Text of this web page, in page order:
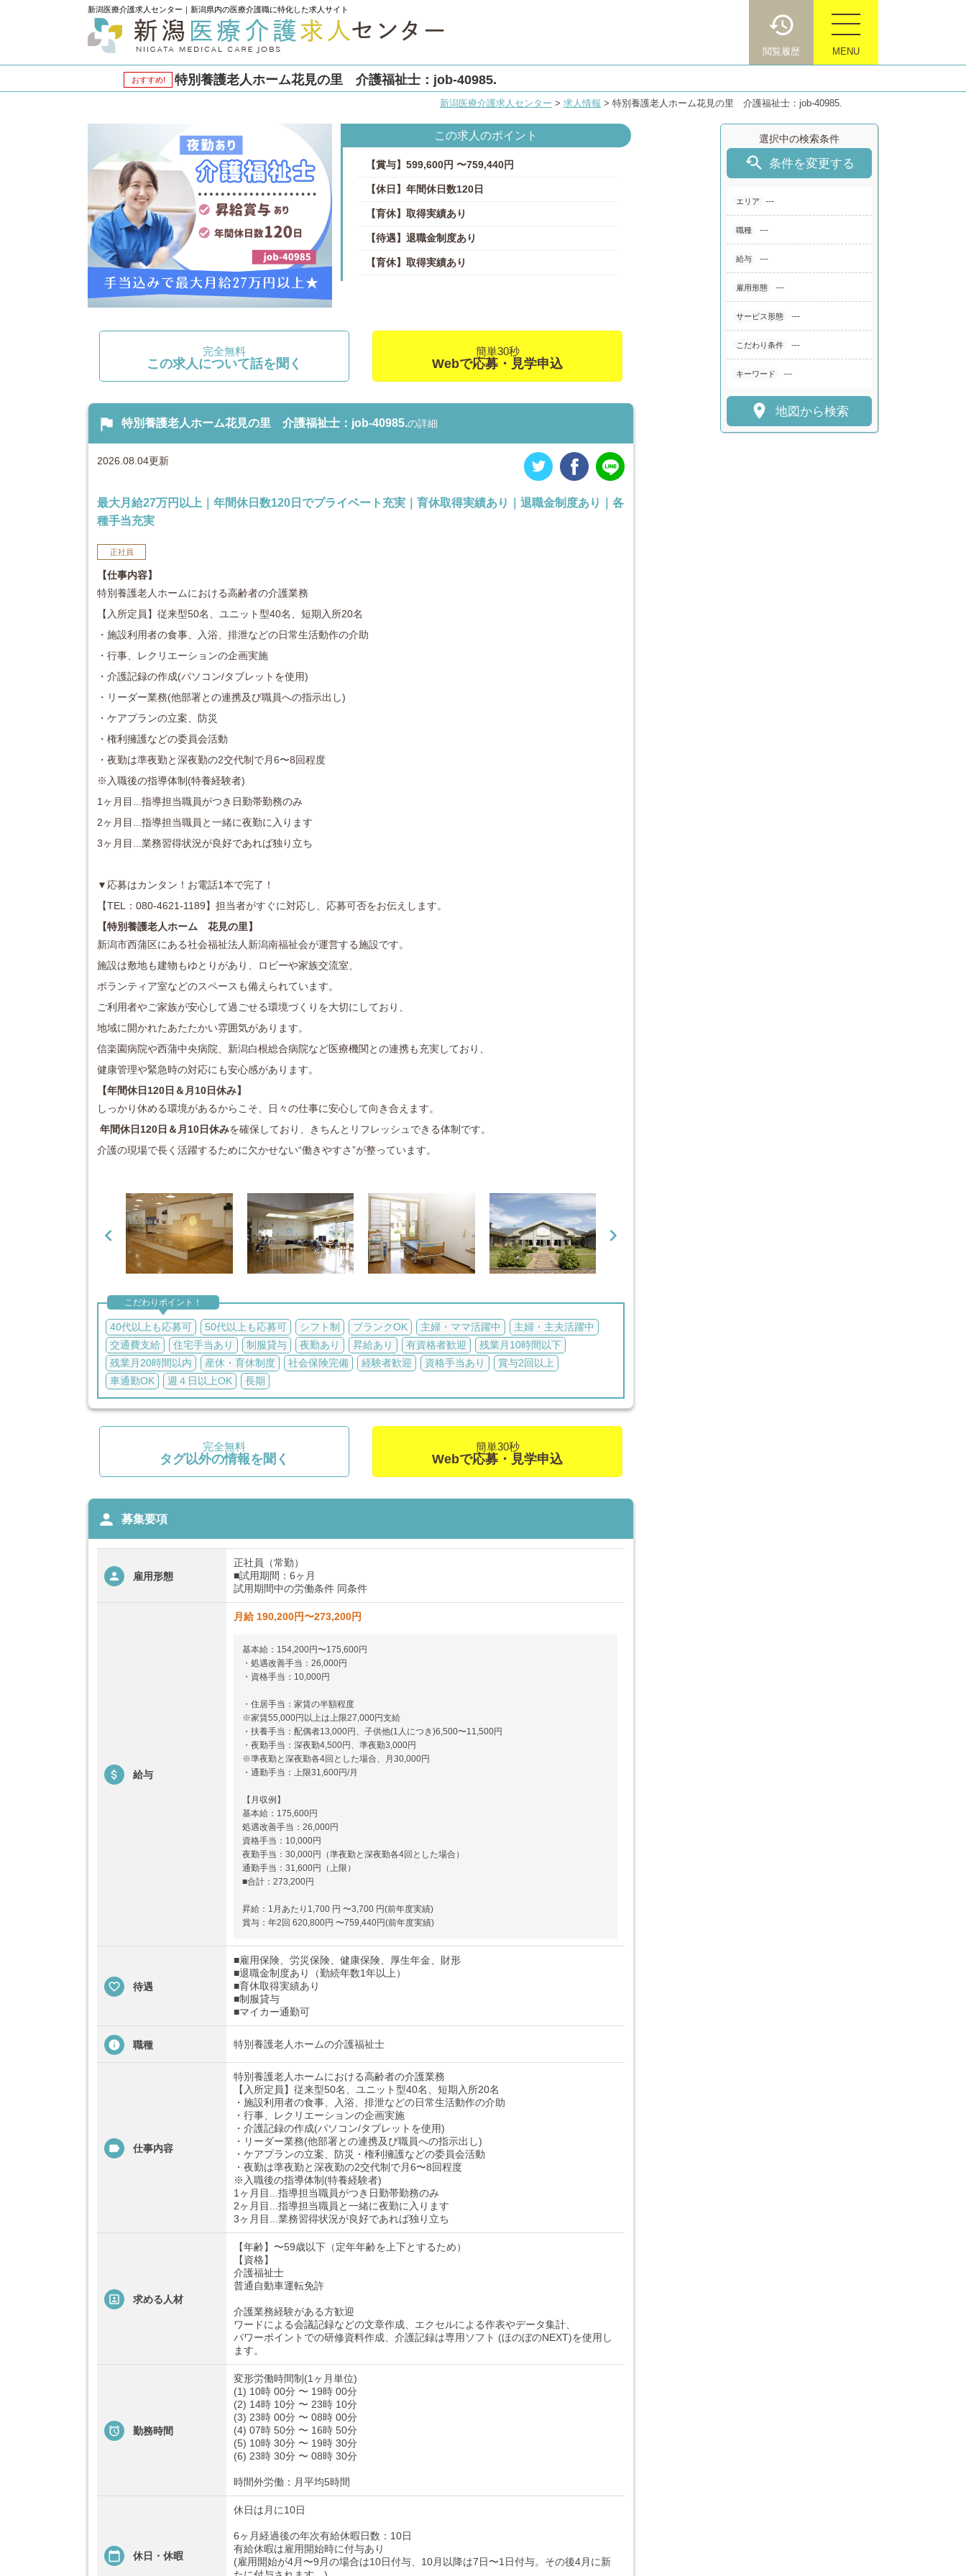
新潟医療介護求人センター｜新潟県内の医療介護職に特化した求人サイト
MENU
閲覧履歴
おすすめ! 特別養護老人ホーム花見の里 介護福祉士：job-40985.
新潟医療介護求人センター > 求人情報 > 特別養護老人ホーム花見の里 介護福祉士：job-40985.
選択中の検索条件
 条件を変更する
エリア ---
職種 ---
給与 ---
雇用形態 ---
サービス形態 ---
こだわり条件 ---
キーワード ---
 地図から検索
この求人のポイント
【賞与】599,600円 〜759,440円
【休日】年間休日数120日
【育休】取得実績あり
【待遇】退職金制度あり
【育休】取得実績あり
完全無料
この求人について話を聞く
簡単30秒
Webで応募・見学申込
flag 特別養護老人ホーム花見の里 介護福祉士：job-40985.の詳細
2026.08.04更新
最大月給27万円以上｜年間休日数120日でプライベート充実｜育休取得実績あり｜退職金制度あり｜各
種手当充実
正社員
【仕事内容】
特別養護老人ホームにおける高齢者の介護業務
【入所定員】従来型50名、ユニット型40名、短期入所20名
・施設利用者の食事、入浴、排泄などの日常生活動作の介助
・行事、レクリエーションの企画実施
・介護記録の作成(パソコン/タブレットを使用)
・リーダー業務(他部署との連携及び職員への指示出し)
・ケアプランの立案、防災
・権利擁護などの委員会活動
・夜勤は準夜勤と深夜勤の2交代制で月6〜8回程度
※入職後の指導体制(特養経験者)
1ヶ月目...指導担当職員がつき日勤帯勤務のみ
2ヶ月目...指導担当職員と一緒に夜勤に入ります
3ヶ月目...業務習得状況が良好であれば独り立ち
▼応募はカンタン！お電話1本で完了！
【TEL：080-4621-1189】担当者がすぐに対応し、応募可否をお伝えします。
【特別養護老人ホーム 花見の里】
新潟市西蒲区にある社会福祉法人新潟南福祉会が運営する施設です。
施設は敷地も建物もゆとりがあり、ロビーや家族交流室、
ボランティア室などのスペースも備えられています。
ご利用者やご家族が安心して過ごせる環境づくりを大切にしており、
地域に開かれたあたたかい雰囲気があります。
信楽園病院や西蒲中央病院、新潟白根総合病院など医療機関との連携も充実しており、
健康管理や緊急時の対応にも安心感があります。
【年間休日120日＆月10日休み】
しっかり休める環境があるからこそ、日々の仕事に安心して向き合えます。
年間休日120日＆月10日休みを確保しており、きちんとリフレッシュできる体制です。
介護の現場で長く活躍するために欠かせない“働きやすさ”が整っています。
 
こだわりポイント！
40代以上も応募可 50代以上も応募可 シフト制 ブランクOK 主婦・ママ活躍中
主婦・主夫活躍中
交通費支給
住宅手当あり 制服貸与 夜勤あり 昇給あり 有資格者歓迎
残業月10時間以下
残業月20時間以内
産休・育休制度 社会保険完備 経験者歓迎 資格手当あり
賞与2回以上
車通勤OK
週４日以上OK 長期
完全無料
タグ以外の情報を聞く
簡単30秒
Webで応募・見学申込
person 募集要項
雇用形態
正社員（常勤）
■試用期間：6ヶ月
試用期間中の労働条件 同条件
給与
月給 190,200円〜273,200円
基本給：154,200円〜175,600円
・処遇改善手当：26,000円
・資格手当：10,000円
・住居手当：家賃の半額程度
※家賃55,000円以上は上限27,000円支給
・扶養手当：配偶者13,000円、子供他(1人につき)6,500〜11,500円
・夜勤手当：深夜勤4,500円、準夜勤3,000円
※準夜勤と深夜勤各4回とした場合、月30,000円
・通勤手当：上限31,600円/月
【月収例】
基本給：175,600円
処遇改善手当：26,000円
資格手当：10,000円
夜勤手当：30,000円（準夜勤と深夜勤各4回とした場合）
通勤手当：31,600円（上限）
■合計：273,200円
昇給：1月あたり1,700 円 〜3,700 円(前年度実績)
賞与：年2回 620,800円 〜759,440円(前年度実績)
待遇
■雇用保険、労災保険、健康保険、厚生年金、財形
■退職金制度あり（勤続年数1年以上）
■育休取得実績あり
■制服貸与
■マイカー通勤可
職種 特別養護老人ホームの介護福祉士
仕事内容
特別養護老人ホームにおける高齢者の介護業務
【入所定員】従来型50名、ユニット型40名、短期入所20名
・施設利用者の食事、入浴、排泄などの日常生活動作の介助
・行事、レクリエーションの企画実施
・介護記録の作成(パソコン/タブレットを使用)
・リーダー業務(他部署との連携及び職員への指示出し)
・ケアプランの立案、防災・権利擁護などの委員会活動
・夜勤は準夜勤と深夜勤の2交代制で月6〜8回程度
※入職後の指導体制(特養経験者)
1ヶ月目...指導担当職員がつき日勤帯勤務のみ
2ヶ月目...指導担当職員と一緒に夜勤に入ります
3ヶ月目...業務習得状況が良好であれば独り立ち
求める人材
【年齢】〜59歳以下（定年年齢を上下とするため）
【資格】
介護福祉士
普通自動車運転免許
介護業務経験がある方歓迎
ワードによる会議記録などの文章作成、エクセルによる作表やデータ集計、
パワーポイントでの研修資料作成、介護記録は専用ソフト (ほのぼのNEXT)を使用し
ます。
勤務時間
変形労働時間制(1ヶ月単位)
(1) 10時 00分 〜 19時 00分
(2) 14時 10分 〜 23時 10分
(3) 23時 00分 〜 08時 00分
(4) 07時 50分 〜 16時 50分
(5) 10時 30分 〜 19時 30分
(6) 23時 30分 〜 08時 30分
時間外労働：月平均5時間
休日・休暇
休日は月に10日
6ヶ月経過後の年次有給休暇日数：10日
有給休暇は雇用開始時に付与あり
(雇用開始が4月〜9月の場合は10日付与、10月以降は7日〜1日付与。その後4月に新